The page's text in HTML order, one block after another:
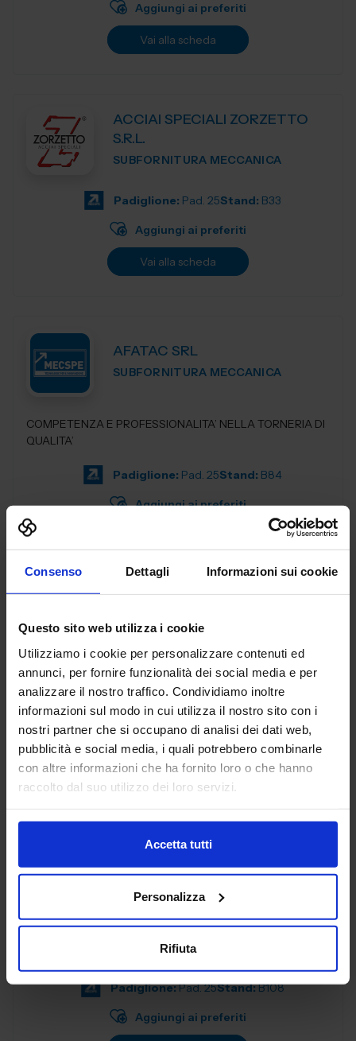
Consenso Dettagli Informazioni sui cookie
Questo sito web utilizza i cookie
Utilizziamo i cookie per personalizzare contenuti ed
annunci, per fornire funzionalità dei social media e per
analizzare il nostro traffico. Condividiamo inoltre
informazioni sul modo in cui utilizza il nostro sito con i
nostri partner che si occupano di analisi dei dati web,
pubblicità e social media, i quali potrebbero combinarle
con altre informazioni che ha fornito loro o che hanno
raccolto dal suo utilizzo dei loro servizi.
Accetta tutti
Personalizza
Rifiuta
Aggiungi ai preferiti
Vai alla scheda
ACCIAI SPECIALI ZORZETTO
S.R.L.
SUBFORNITURA MECCANICA
Padiglione: Pad. 25Stand: B33
Aggiungi ai preferiti
Vai alla scheda
AFATAC SRL
SUBFORNITURA MECCANICA
COMPETENZA E PROFESSIONALITA’ NELLA TORNERIA DI
QUALITA’
Padiglione: Pad. 25Stand: B84
Aggiungi ai preferiti
AG TECHNIK SRL
MACCHINE UTENSILI
Padiglione:Pad. 16Stand:D44
Aggiungi ai preferiti
Vai alla scheda
AGUZZOLI SRL
SUBFORNITURA MECCANICA
Da oltre 40 anni, Aguzzoli srl è il partner tecnico per la
Progettiamo e costruiamo stampi, curiamo ogni fase della
produzione e accompagnia...
Padiglione:Pad. 25Stand:B108
Aggiungi ai preferiti